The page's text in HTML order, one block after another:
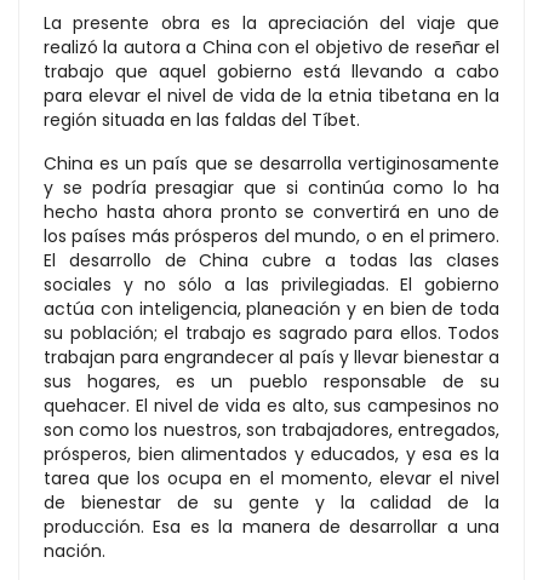
La presente obra es la apreciación del viaje que
realizó la autora a China con el objetivo de reseñar el
trabajo que aquel gobierno está llevando a cabo
para elevar el nivel de vida de la etnia tibetana en la
región situada en las faldas del Tíbet.
China es un país que se desarrolla vertiginosamente
y se podría presagiar que si continúa como lo ha
hecho hasta ahora pronto se convertirá en uno de
los países más prósperos del mundo, o en el primero.
El desarrollo de China cubre a todas las clases
sociales y no sólo a las privilegiadas. El gobierno
actúa con inteligencia, planeación y en bien de toda
su población; el trabajo es sagrado para ellos. Todos
trabajan para engrandecer al país y llevar bienestar a
sus hogares, es un pueblo responsable de su
quehacer. El nivel de vida es alto, sus campesinos no
son como los nuestros, son trabajadores, entregados,
prósperos, bien alimentados y educados, y esa es la
tarea que los ocupa en el momento, elevar el nivel
de bienestar de su gente y la calidad de la
producción. Esa es la manera de desarrollar a una
nación.